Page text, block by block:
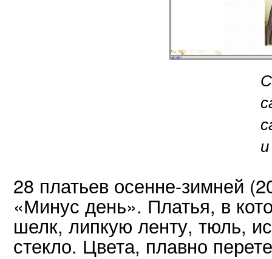
28 платьев осенне-зимней
«Минус день». Платья, в
шелк, липкую ленту, тюль,
стекло. Цвета, плавно